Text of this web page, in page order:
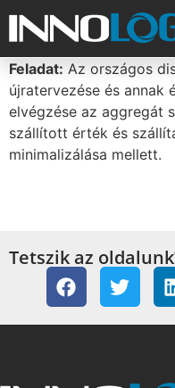
Feladat: Az országos
újratervezése és annak
elvégzése az aggregát
szállított érték és
minimalizálása mellett.
Tetszik az